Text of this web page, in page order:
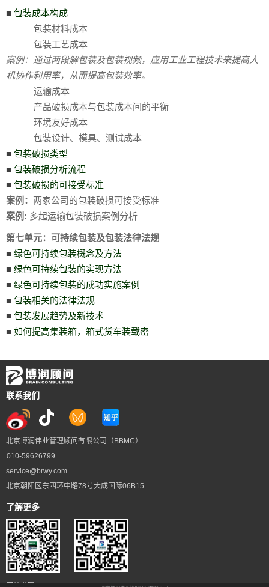
■ 包装成本构成
包装材料成本
包装工艺成本
案例： 通过两段解包装及包装视频，应用工业工程技术来提高人
机协作利用率，从而提高包装效率。
运输成本
产品破损成本与包装成本间的平衡
环境友好成本
包装设计、模具、测试成本
■ 包装破损类型
■ 包装破损分析流程
■ 包装破损的可接受标准
案例： 两家公司的包装破损可接受标准
案例: 多起运输包装破损案例分析
第七单元：可持续包装及包装法律法规
■ 绿色可持续包装概念及方法
■ 绿色可持续包装的实现方法
■ 绿色可持续包装的成功实施案例
■ 包装相关的法律法规
■ 包装发展趋势及新技术
■ 如何提高集装箱，箱式货车装载密
联系我们
北京博润伟业管理顾问有限公司（BBMC）
010-59626799
service@brwy.com
北京朝阳区东四环中路78号大成国际06B15
了解更多